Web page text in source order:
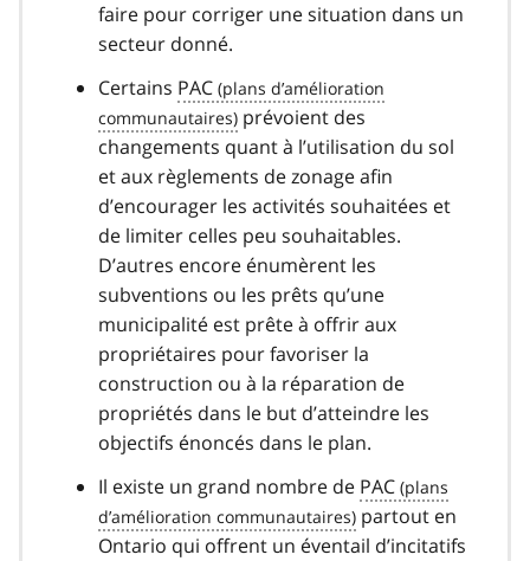
faire pour corriger une situation dans un
secteur donné.
Certains PAC
prévoient des
changements quant à l’utilisation du sol
et aux règlements de zonage afin
d’encourager les activités souhaitées et
de limiter celles peu souhaitables.
D’autres encore énumèrent les
subventions ou les prêts qu’une
municipalité est prête à offrir aux
propriétaires pour favoriser la
construction ou à la réparation de
propriétés dans le but d’atteindre les
objectifs énoncés dans le plan.
Il existe un grand nombre de PAC
partout en
Ontario qui offrent un éventail d’incitatifs